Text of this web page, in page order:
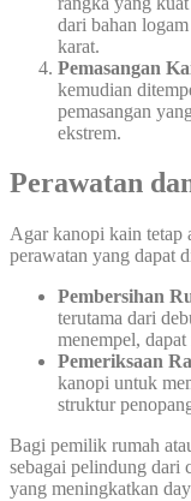
dari bahan
karat.
Pemasangan
kemudian
pemasangan
ekstrem.
Perawatan
Agar kanopi kain tetap
perawatan yang dapat
Pembersihan
terutama dari
menempel,
Pemeriksaan
kanopi untuk
struktur
Bagi pemilik rumah
sebagai pelindung dari
yang meningkatkan